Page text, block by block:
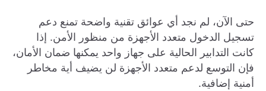
حتى الآن، لم نجد أي عوائق تقنية واضحة تمنع دعم
تسجيل الدخول متعدد الأجهزة من منظور الأمن. إذا
كانت التدابير الحالية على جهاز واحد يمكنها ضمان الأمان،
فإن التوسع لدعم متعدد الأجهزة لن يضيف أية مخاطر
أمنية إضافية.